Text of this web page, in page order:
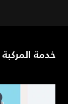
خدمة المركبة